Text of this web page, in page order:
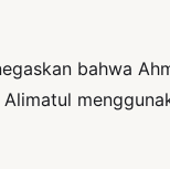
bahwa